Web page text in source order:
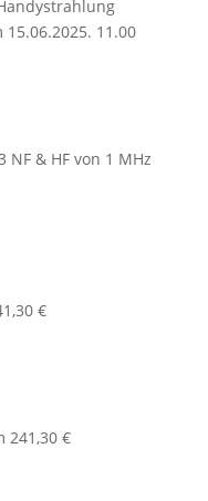
11.00
NF & HF von 1 MHz
€
241,30 €